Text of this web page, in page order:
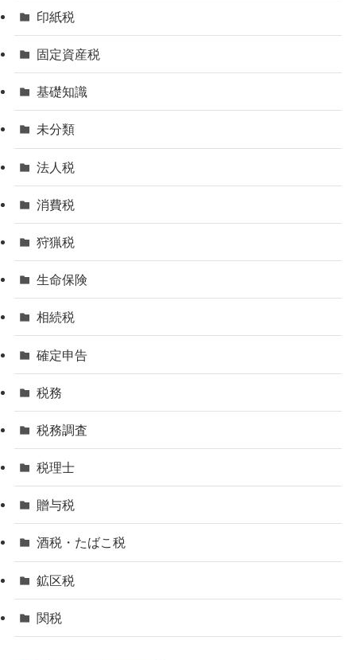
印紙税
固定資産税
基礎知識
未分類
法人税
消費税
狩猟税
生命保険
相続税
確定申告
税務
税務調査
税理士
贈与税
酒税・たばこ税
鉱区税
関税